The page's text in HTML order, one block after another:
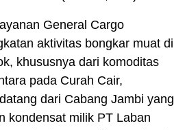
General Cargo
aktivitas bongkar muat di
khususnya dari komoditas
pada Curah Cair,
dari Cabang Jambi yang
kondensat milik PT Laban